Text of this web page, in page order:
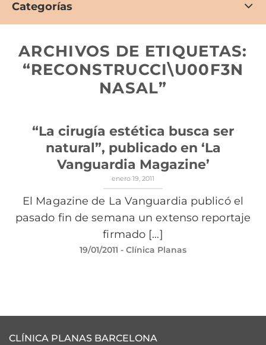
Categorías
ARCHIVOS DE ETIQUETAS:
“RECONSTRUCCI\U00F3N
NASAL”
“La cirugía estética busca ser
natural”, publicado en ‘La
Vanguardia Magazine’
enero 19, 2011
El Magazine de La Vanguardia publicó el
pasado fin de semana un extenso reportaje
firmado [...]
19/01/2011 - Clínica Planas
CLÍNICA PLANAS BARCELONA